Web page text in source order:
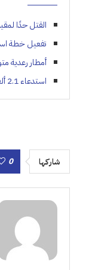
القتل حدًا
تفعيل خطة
أمطار رعدية
استدعاء 2.1 ألف شاحن متنقل لاحتمالية نشوب حريق
شاركها 0